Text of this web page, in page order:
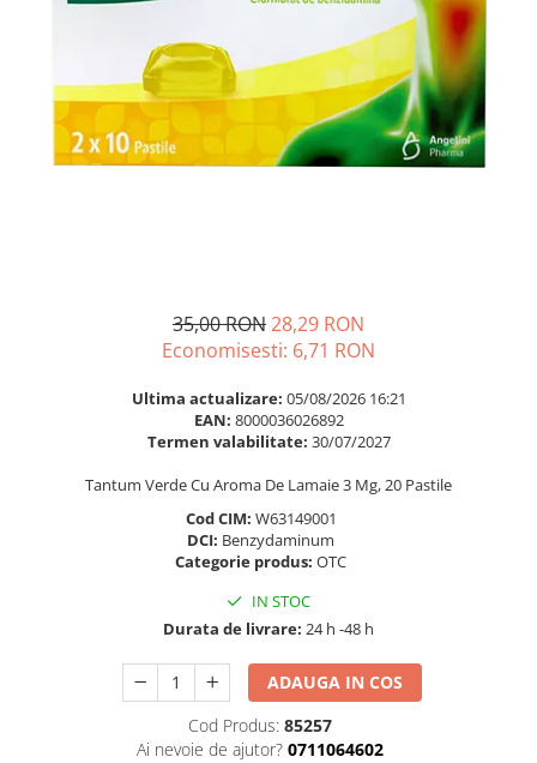
Probiotice si prebiotice
Prostata
Supliment Fier
Supliment Magneziu
Supliment Vitamina B
Supliment Vitamina C
Supliment Vitamina D3
Tincturi si Gemoderivate
Tuse gat si respiratie
Vitamine si minerale
Balsam masca si tratament
Produse cu SPF Pentru Fata
Repelenti insecte
35,00 RON28,29 RON
Economisesti: 6,71 RON
Ultima actualizare: 05/08/2026 16:21
EAN: 8000036026892
Termen valabilitate: 30/07/2027
Tantum Verde Cu Aroma De Lamaie 3 Mg, 20 Pastile
Cod CIM: W63149001
DCI: Benzydaminum
Categorie produs: OTC
IN STOC
Durata de livrare: 24 h -48 h
ADAUGA IN COS
Cod Produs: 85257
Ai nevoie de ajutor? 0711064602